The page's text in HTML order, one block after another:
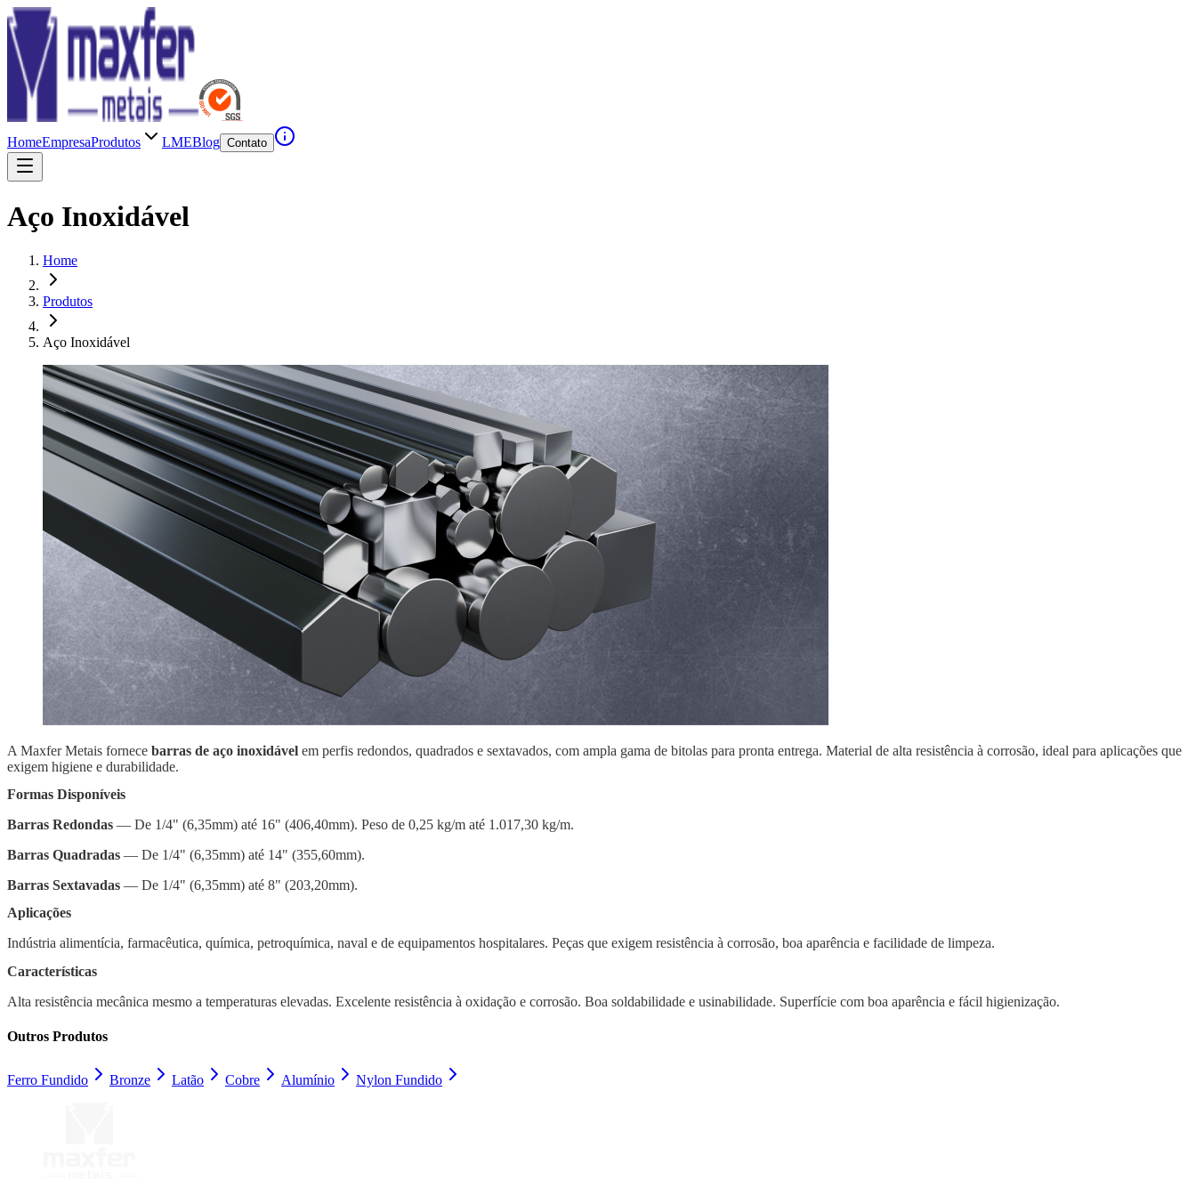
HomeEmpresaProdutos LMEBlog Contato
Aço Inoxidável
Home
Produtos
Aço Inoxidável
A Maxfer Metais fornece barras de aço inoxidável em perfis redondos, quadrados e sextavados, com ampla gama de bitolas para pronta entrega. Material de alta resistência à corrosão, ideal para aplicações que
exigem higiene e durabilidade.
Formas Disponíveis
Barras Redondas — De 1/4" (6,35mm) até 16" (406,40mm). Peso de 0,25 kg/m até 1.017,30 kg/m.
Barras Quadradas — De 1/4" (6,35mm) até 14" (355,60mm).
Barras Sextavadas — De 1/4" (6,35mm) até 8" (203,20mm).
Aplicações
Indústria alimentícia, farmacêutica, química, petroquímica, naval e de equipamentos hospitalares. Peças que exigem resistência à corrosão, boa aparência e facilidade de limpeza.
Características
Alta resistência mecânica mesmo a temperaturas elevadas. Excelente resistência à oxidação e corrosão. Boa soldabilidade e usinabilidade. Superfície com boa aparência e fácil higienização.
Outros Produtos
Ferro Fundido Bronze Latão Cobre Alumínio Nylon Fundido